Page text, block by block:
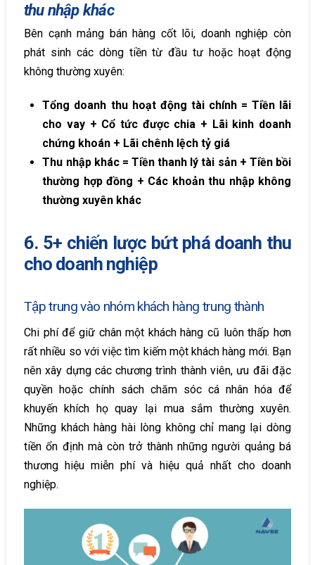
thu nhập khác
Bên cạnh mảng bán hàng cốt lõi, doanh nghiệp còn
phát sinh các dòng tiền từ đầu tư hoặc hoạt động
không thường xuyên:
Tổng doanh thu hoạt động tài chính = Tiền lãi
cho vay + Cổ tức được chia + Lãi kinh doanh
chứng khoán + Lãi chênh lệch tỷ giá
Thu nhập khác = Tiền thanh lý tài sản + Tiền bồi
thường hợp đồng + Các khoản thu nhập không
thường xuyên khác
6. 5+ chiến lược bứt phá doanh thu
cho doanh nghiệp
Tập trung vào nhóm khách hàng trung thành
Chi phí để giữ chân một khách hàng cũ luôn thấp hơn
rất nhiều so với việc tìm kiếm một khách hàng mới. Bạn
nên xây dựng các chương trình thành viên, ưu đãi đặc
quyền hoặc chính sách chăm sóc cá nhân hóa để
khuyến khích họ quay lại mua sắm thường xuyên.
Những khách hàng hài lòng không chỉ mang lại dòng
tiền ổn định mà còn trở thành những người quảng bá
thương hiệu miễn phí và hiệu quả nhất cho doanh
nghiệp.